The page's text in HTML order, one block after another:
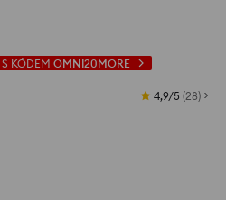
S KÓDEM OMNI20MORE
4,9/5 (28)